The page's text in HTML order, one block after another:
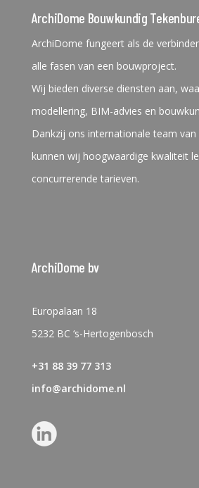
ArchiDome Bouwkundig
ArchiDome fungeert als de
alle fasen van een bouwproject.
Wij bieden diverse diensten aan,
modellering, BIM-advies en
Dankzij ons internationale team van
kunnen wij hoogwaardige kwaliteit
concurrerende tarieven.
ArchiDome bv
Europalaan 18
5232 BC ‘s-Hertogenbosch
+31 88 39 77 313
info@archidome.nl